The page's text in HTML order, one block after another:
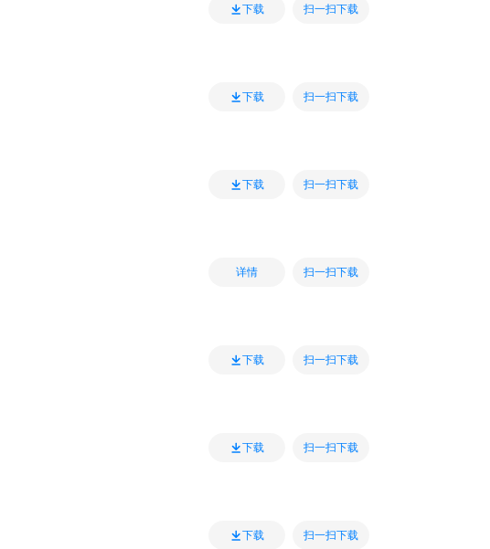
下载 扫一扫下载
下载 扫一扫下载
下载 扫一扫下载
详情 扫一扫下载
下载 扫一扫下载
下载 扫一扫下载
下载 扫一扫下载